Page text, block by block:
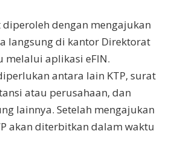
diperoleh dengan mengajukan
langsung di kantor Direktorat
melalui aplikasi eFIN.
antara lain KTP, surat
atau perusahaan, dan
lainnya. Setelah mengajukan
akan diterbitkan dalam waktu